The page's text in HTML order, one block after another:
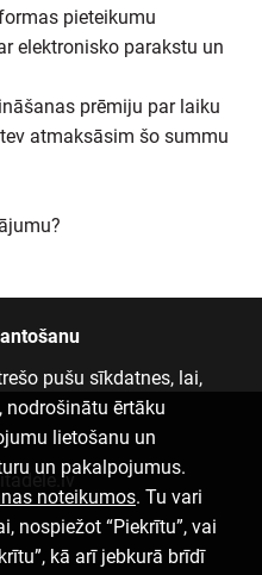
pieteikumu
elektronisko parakstu un
prēmiju par laiku
atmaksāsim šo summu
pušu sīkdatnes, lai,
nodrošinātu ērtāku
lietošanu un
un pakalpojumus.
noteikumos. Tu vari
nospiežot “Piekrītu”, vai
kā arī jebkurā brīdī